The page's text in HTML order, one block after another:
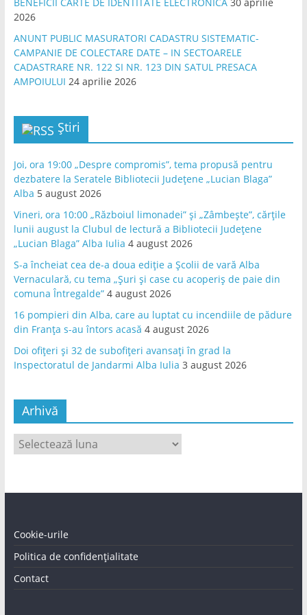
2026
ANUNT PUBLIC MASURATORI CADASTRU SISTEMATIC-
CAMPANIE DE COLECTARE DATE – IN SECTOARELE
CADASTRARE NR. 122 SI NR. 123 DIN SATUL PRESACA
AMPOIULUI 24 aprilie 2026
Știri
Joi, ora 19:00 „Despre compromis”, tema propusă pentru
dezbatere la Seratele Bibliotecii Județene „Lucian Blaga”
Alba 5 august 2026
Vineri, ora 10:00 „Războiul limonadei” și „Zâmbește”, cărțile
lunii august la Clubul de lectură a Bibliotecii Județene
„Lucian Blaga” Alba Iulia 4 august 2026
S-a încheiat cea de-a doua ediție a Școlii de vară Alba
Vernaculară, cu tema „Șuri și case cu acoperiș de paie din
comuna Întregalde” 4 august 2026
16 pompieri din Alba, care au luptat cu incendiile de pădure
din Franța s-au întors acasă 4 august 2026
Doi ofițeri și 32 de subofițeri avansați în grad la
Inspectoratul de Jandarmi Alba Iulia 3 august 2026
Arhivă
Arhivă
Cookie-urile
Politica de confidențialitate
Contact